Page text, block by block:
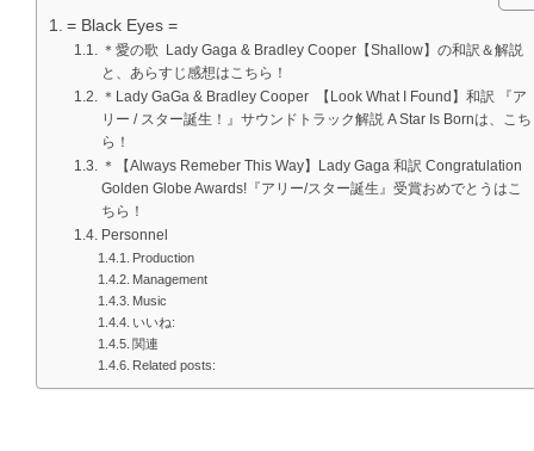
= Black Eyes =
＊愛の歌 Lady Gaga & Bradley Cooper【Shallow】の和訳＆解説
と、あらすじ感想はこちら！
＊Lady GaGa & Bradley Cooper 【Look What I Found】和訳 『ア
リー / スター誕生！』サウンドトラック解説 A Star Is Bornは、こち
ら！
＊【Always Remeber This Way】Lady Gaga 和訳 Congratulation
Golden Globe Awards!『アリー/スター誕生』受賞おめでとうはこ
ちら！
Personnel
Production
Management
Music
いいね:
関連
Related posts: